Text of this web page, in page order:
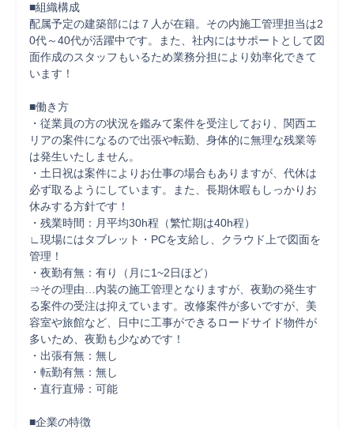
■組織構成
配属予定の建築部には７人が在籍。その内施工管理担当は2
0代～40代が活躍中です。また、社内にはサポートとして図
面作成のスタッフもいるため業務分担により効率化できて
います！
■働き方
・従業員の方の状況を鑑みて案件を受注しており、関西エ
リアの案件になるので出張や転勤、身体的に無理な残業等
は発生いたしません。
・土日祝は案件によりお仕事の場合もありますが、代休は
必ず取るようにしています。また、長期休暇もしっかりお
休みする方針です！
・残業時間：月平均30h程（繁忙期は40h程）
∟現場にはタブレット・PCを支給し、クラウド上で図面を
管理！
・夜勤有無：有り（月に1~2日ほど）
⇒その理由…内装の施工管理となりますが、夜勤の発生す
る案件の受注は抑えています。改修案件が多いですが、美
容室や旅館など、日中に工事ができるロードサイド物件が
多いため、夜勤も少なめです！
・出張有無：無し
・転勤有無：無し
・直行直帰：可能
■企業の特徴